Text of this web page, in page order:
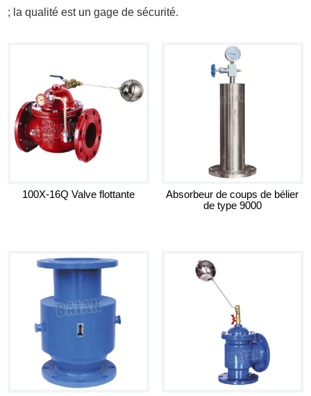
; la qualité est un gage de sécurité.
100X-16Q Valve flottante
Absorbeur de coups de bélier
de type 9000